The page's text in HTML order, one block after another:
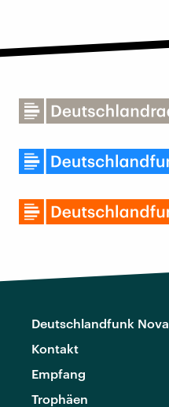
Deutschlandfunk Nova
Kontakt
Empfang
Trophäen